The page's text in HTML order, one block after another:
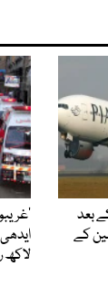
بعد
کے
لاکھ